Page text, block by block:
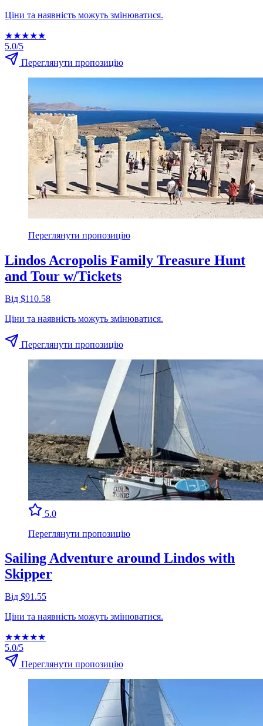
Ціни та наявність можуть змінюватися.
★★★★★
5.0/5
Переглянути пропозицію
Переглянути пропозицію
Lindos Acropolis Family Treasure Hunt
and Tour w/Tickets
Від $110.58
Ціни та наявність можуть змінюватися.
Переглянути пропозицію
5.0
Переглянути пропозицію
Sailing Adventure around Lindos with
Skipper
Від $91.55
Ціни та наявність можуть змінюватися.
★★★★★
5.0/5
Переглянути пропозицію